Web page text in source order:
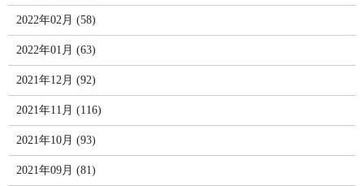
2022年02月 (58)
2022年01月 (63)
2021年12月 (92)
2021年11月 (116)
2021年10月 (93)
2021年09月 (81)